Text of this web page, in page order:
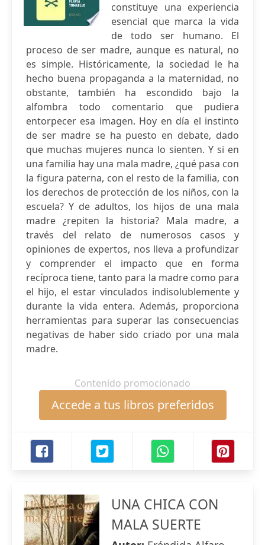
constituye una experiencia
esencial que marca la vida
de todo ser humano. El
proceso de ser madre, aunque es natural, no
es simple. Históricamente, la sociedad le ha
hecho buena propaganda a la maternidad, no
obstante, también ha escondido bajo la
alfombra todo comentario que pudiera
entorpecer esa imagen. Hoy en día el instinto
de ser madre se ha puesto en debate, dado
que muchas mujeres nunca lo sienten. Y si en
una familia hay una mala madre, ¿qué pasa con
la figura paterna, con el resto de la familia, con
los derechos de protección de los niños, con la
escuela? Y de adultos, los hijos de una mala
madre ¿repiten la historia? Mala madre, a
través del relato de numerosos casos y
opiniones de expertos, nos lleva a profundizar
y comprender el impacto que en forma
recíproca tiene, tanto para la madre como para
el hijo, el estar vinculados indisolublemente y
durante la vida entera. Además, proporciona
herramientas para superar las consecuencias
negativas de haber sido criado por una mala
madre.
Contenido promocionado
Accede a tus libros preferidos
UNA CHICA CON
MALA SUERTE